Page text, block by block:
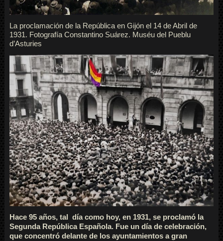
La proclamación de la República en Gijón el 14 de Abril de
1931. Fotografía Constantino Suárez. Muséu del Pueblu
d’Asturies
Hace 95 años, tal día como hoy, en 1931, se proclamó la
Segunda República Española. Fue un día de celebración,
que concentró delante de los ayuntamientos a gran